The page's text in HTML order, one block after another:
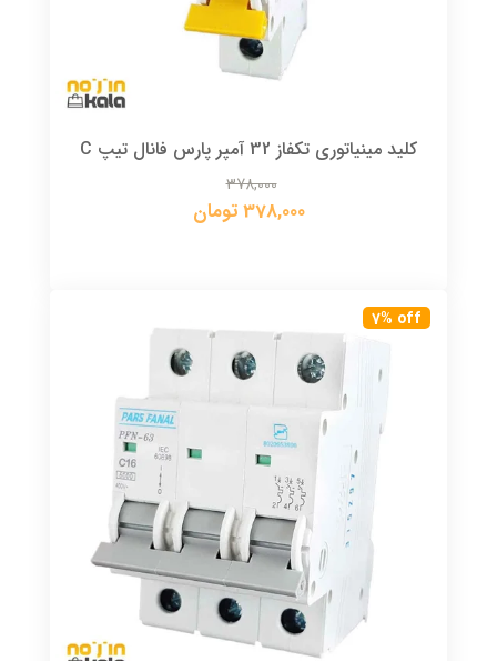
کلید مینیاتوری تکفاز 32 آمپر پارس فانال تیپ C
378,000
378,000 تومان
7% off